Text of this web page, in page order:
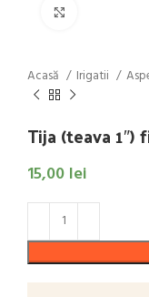
Acasă Irigatii
Tija (teava
15,00 lei